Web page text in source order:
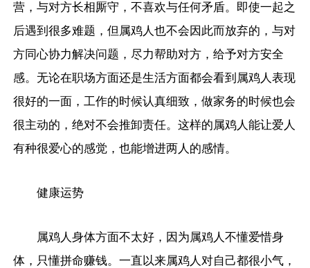
营，与对方长相厮守，不喜欢与任何矛盾。即使一起之
后遇到很多难题，但属鸡人也不会因此而放弃的，与对
方同心协力解决问题，尽力帮助对方，给予对方安全
感。无论在职场方面还是生活方面都会看到属鸡人表现
很好的一面，工作的时候认真细致，做家务的时候也会
很主动的，绝对不会推卸责任。这样的属鸡人能让爱人
有种很爱心的感觉，也能增进两人的感情。
健康运势
属鸡人身体方面不太好，因为属鸡人不懂爱惜身
体，只懂拼命赚钱。一直以来属鸡人对自己都很小气，